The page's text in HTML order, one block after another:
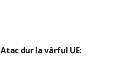
Atac dur la vârful UE: